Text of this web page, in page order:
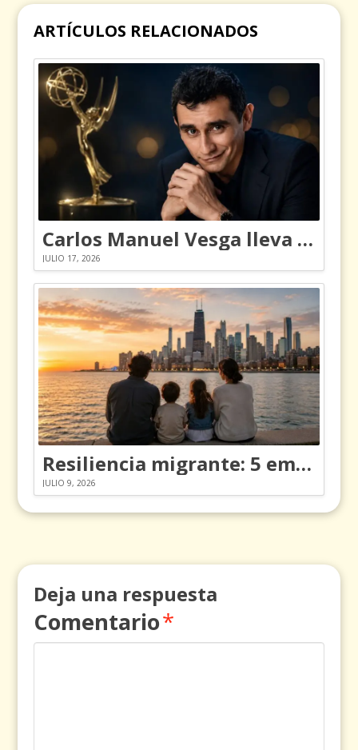
ARTÍCULOS RELACIONADOS
Carlos Manuel Vesga lleva el nombre de Colombia a los Emmy
JULIO 17, 2026
Resiliencia migrante: 5 emociones y cómo gestionarlas
JULIO 9, 2026
Deja una respuesta
Comentario*